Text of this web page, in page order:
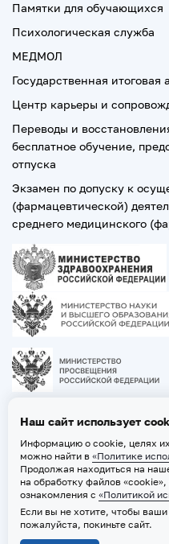
Памятки для обучающихся
Психологическая служба
МЕДМОЛ
Государственная итоговая
Центр карьеры и
Переводы и
бесплатное обучение,
отпуска
Экзамен по допуску к
(фармацевтической)
среднего медицинского
2026 © ТВГМУ. Все права
Политика обработки
Наш сайт использует
Информацию о cookie, целях
можно найти в «Политике
Продолжая находиться на
на обработку файлов
ознакомления с «Политикой
Если вы не хотите, чтобы
пожалуйста, покиньте сайт.